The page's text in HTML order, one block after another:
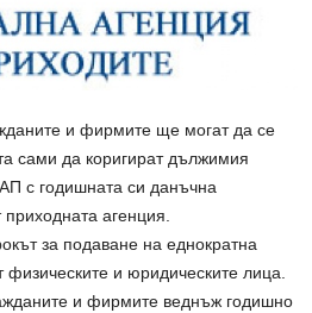
и фирмите ще могат да се
сами да коригират дължимия
с годишната си данъчна
агенция.
за подаване на еднократна
и юридическите лица.
и фирмите веднъж годишно